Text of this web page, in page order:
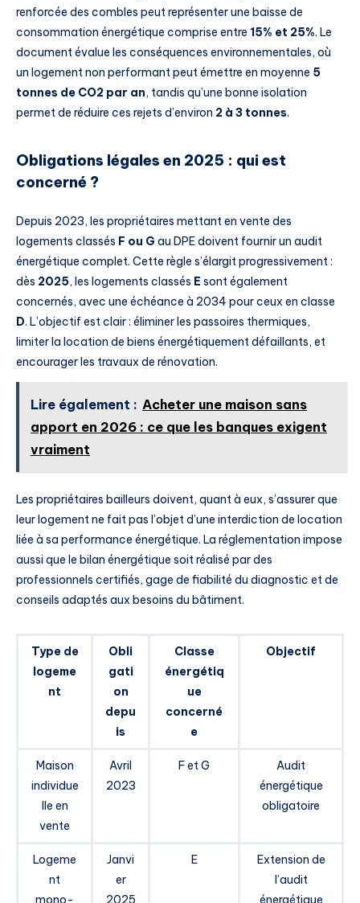
renforcée des combles peut représenter une baisse de
consommation énergétique comprise entre 15% et 25%. Le
document évalue les conséquences environnementales, où
un logement non performant peut émettre en moyenne 5
tonnes de CO2 par an, tandis qu’une bonne isolation
permet de réduire ces rejets d’environ 2 à 3 tonnes.
Obligations légales en 2025 : qui est
concerné ?
Depuis 2023, les propriétaires mettant en vente des
logements classés F ou G au DPE doivent fournir un audit
énergétique complet. Cette règle s’élargit progressivement :
dès 2025, les logements classés E sont également
concernés, avec une échéance à 2034 pour ceux en classe
D. L’objectif est clair : éliminer les passoires thermiques,
limiter la location de biens énergétiquement défaillants, et
encourager les travaux de rénovation.
Lire également : Acheter une maison sans
apport en 2026 : ce que les banques exigent
vraiment
Les propriétaires bailleurs doivent, quant à eux, s’assurer que
leur logement ne fait pas l’objet d’une interdiction de location
liée à sa performance énergétique. La réglementation impose
aussi que le bilan énergétique soit réalisé par des
professionnels certifiés, gage de fiabilité du diagnostic et de
conseils adaptés aux besoins du bâtiment.
Type de
logeme
nt
Obli
gati
on
depu
is
Classe
énergétiq
ue
concerné
e
Objectif
Maison
individue
lle en
vente
Avril
2023
F et G
Audit
énergétique
obligatoire
Logeme
nt
mono-
Janvi
er
2025
E
Extension de
l’audit
énergétique